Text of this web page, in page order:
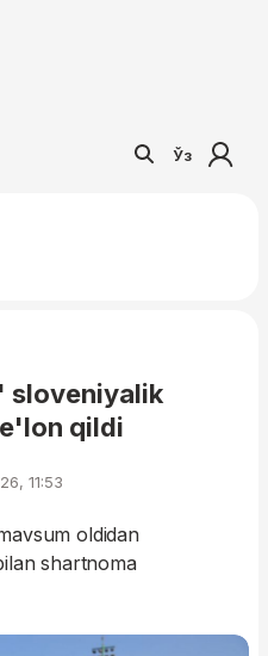
Ўз
sloveniyalik
qildi
11:53
oldidan
shartnoma